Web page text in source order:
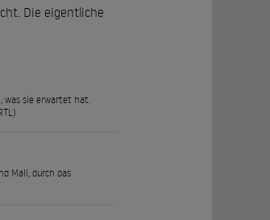
Die eigentliche
was sie erwartet hat.
Mali, durch das